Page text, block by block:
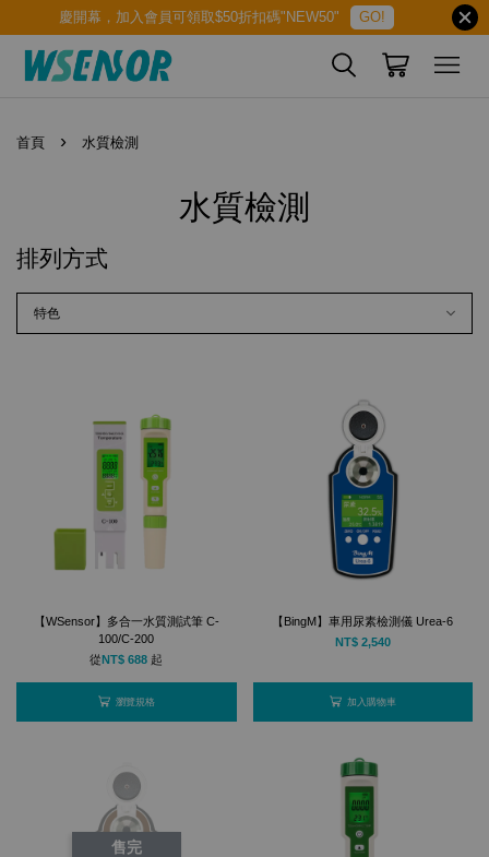
慶開幕，加入會員可領取$50折扣碼"NEW50" GO!
首頁 › 水質檢測
水質檢測
排列方式
【WSensor】多合一水質測試筆 C-
100/C-200
從 NT$ 688 起
瀏覽規格
【BingM】車用尿素檢測儀 Urea-6
NT$ 2,540
加入購物車
售完